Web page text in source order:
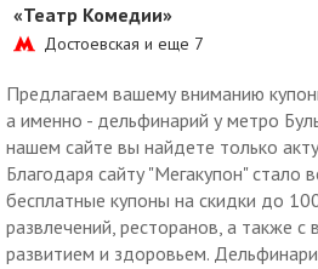
«Театр Комедии»
Достоевская и еще 7
Предлагаем вашему вниманию
а именно - дельфинарий у метро
нашем сайте вы найдете только
Благодаря сайту "Мегакупон" стало
бесплатные купоны на скидки до
развлечений, ресторанов, а также с
развитием и здоровьем.